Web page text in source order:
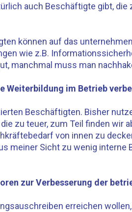
auch Beschäftigte gibt,
können auf das
wie z.B.
manchmal muss man
Weiterbildung im Betrieb
Beschäftigten. Bisher
zu teuer, zum Teil finden
von innen zu
meiner Sicht zu wenig
zur Verbesserung der
erreichen